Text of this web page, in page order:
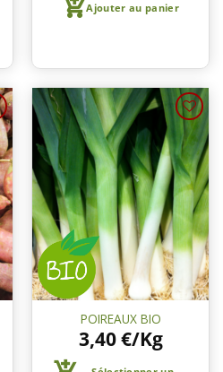
Ajouter au panier
Ajouter
à une
liste de
courses
POIREAUX BIO
3,40€/Kg